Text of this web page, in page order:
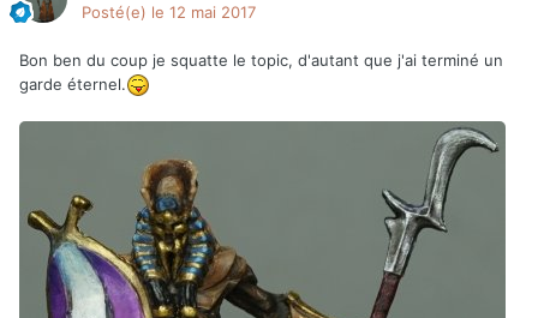
Posté(e) le 12 mai 2017
Bon ben du coup je squatte le topic, d'autant que j'ai terminé un
garde éternel.